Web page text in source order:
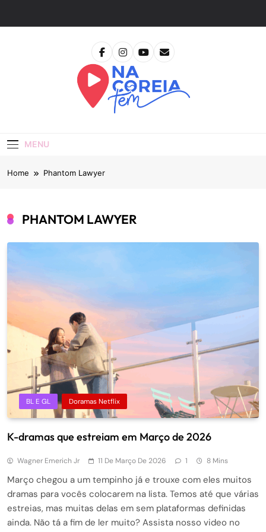
MENU
Home Phantom Lawyer
PHANTOM LAWYER
BL E GL Doramas Netflix
K-dramas que estreiam em Março de 2026
Wagner Emerich Jr 11 De Março De 2026 1 8 Mins
Março chegou a um tempinho já e trouxe com eles muitos
dramas para vocês colocarem na lista. Temos até que várias
estreias, mas muitas delas em sem plataformas definidas
ainda. Não tá a fim de ler muito? Assista nosso video no